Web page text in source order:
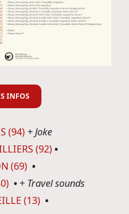
INFOS
(94) + Joke
(92)•
(69) •
•+ Travel sounds
(13) •